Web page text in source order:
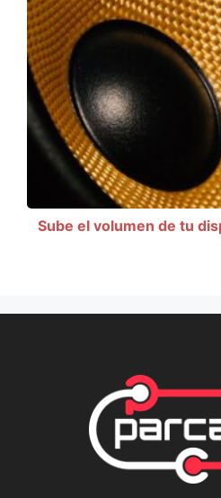
Sube el volumen de tu